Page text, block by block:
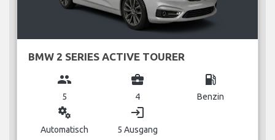
BMW 2 SERIES ACTIVE TOURER
group
5
business_center
4
local_gas_station
Benzin
miscellaneous_services
Automatisch
login
5 Ausgang